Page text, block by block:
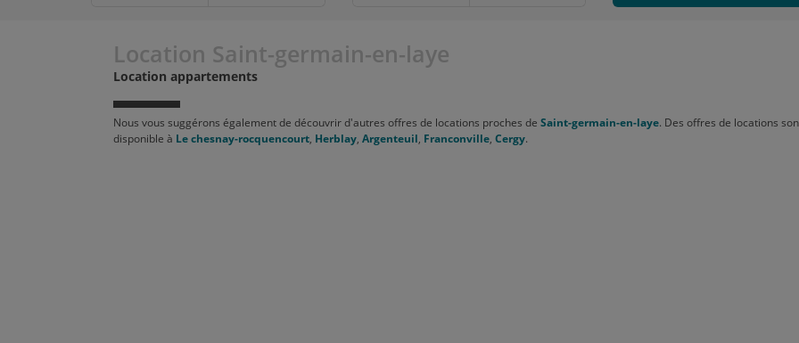
Location Saint-germain-en-laye
Location appartements
Nous vous suggérons également de découvrir d'autres offres de locations proches de Saint-germain-en-laye. Des offres de locations
disponible à Le chesnay-rocquencourt, Herblay, Argenteuil, Franconville, Cergy.